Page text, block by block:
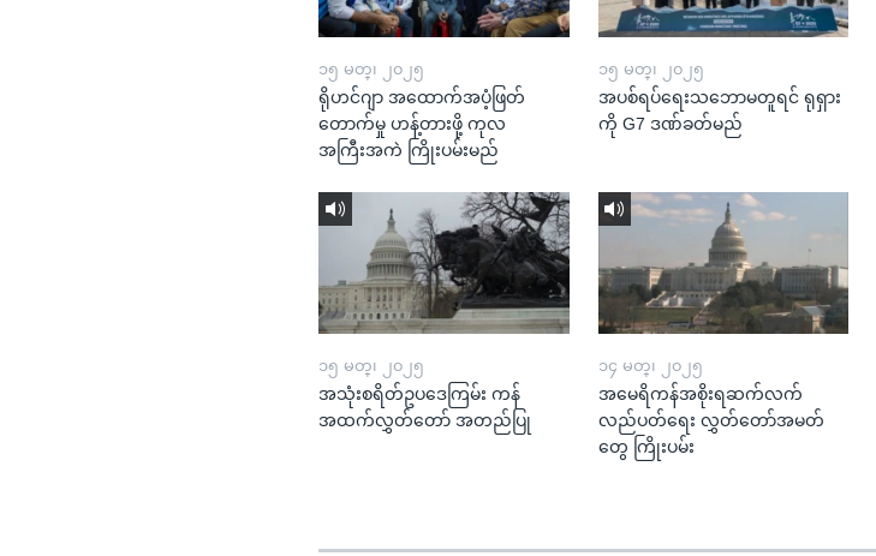
၁၅ မတ္၊ ၂၀၂၅
ရိုဟင်ဂျာ အထောက်အပံ့ဖြတ်
တောက်မှု ဟန့်တားဖို့ ကုလ
အကြီးအကဲ ကြိုးပမ်းမည်
၁၅ မတ္၊ ၂၀၂၅
အပစ်ရပ်ရေးသဘောမတူရင် ရုရှား
ကို G7 ဒဏ်ခတ်မည်
၁၅ မတ္၊ ၂၀၂၅
အသုံးစရိတ်ဥပဒေကြမ်း ကန်
အထက်လွှတ်တော် အတည်ပြု
၁၄ မတ္၊ ၂၀၂၅
အမေရိကန်အစိုးရဆက်လက်
လည်ပတ်ရေး လွှတ်တော်အမတ်
တွေ ကြိုးပမ်း